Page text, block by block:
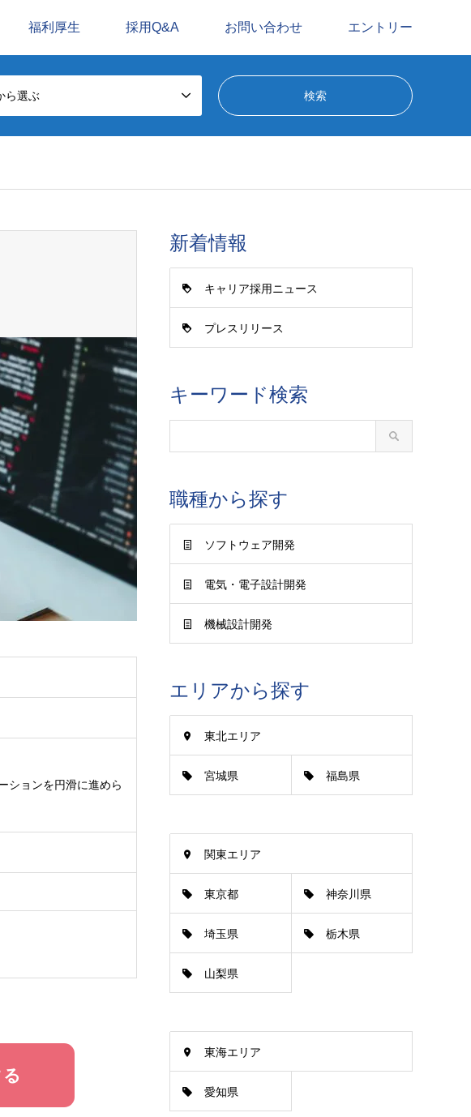
福利厚生 採用Q&A お問い合わせ エントリー
ら選ぶ
ションを円滑に進めら
新着情報
キャリア採用ニュース
プレスリリース
キーワード検索
職種から探す
ソフトウェア開発
電気・電子設計開発
機械設計開発
エリアから探す
東北エリア
宮城県 福島県
関東エリア
東京都 神奈川県
埼玉県 栃木県
山梨県
東海エリア
愛知県